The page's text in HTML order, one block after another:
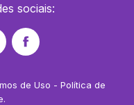
sociais:
de Uso - Política de
.